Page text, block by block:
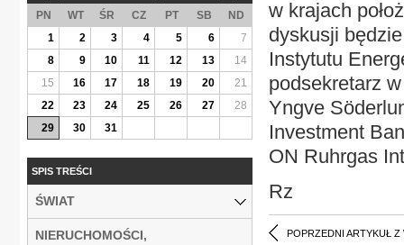
w krajach
dyskusji
Instytutu
podsekretarz
Yngve
Investment
ON Ruhrgas
Rz
POPRZEDNI ARTYKUŁ Z
PN WT ŚR CZ PT SB
ND
1
2 3 4 5 6
7
8
9 10 11 12 13
14
15
16 17 18 19 20
21
22
23 24 25 26 27
28
29
30 31
SPIS TREŚCI
ŚWIAT
NIERUCHOMOŚCI,